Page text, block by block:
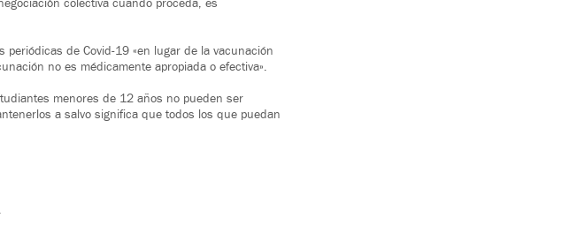
colectiva cuando proceda, es
de Covid-19 «en lugar de la vacunación
no es médicamente apropiada o efectiva».
menores de 12 años no pueden ser
a salvo significa que todos los que puedan